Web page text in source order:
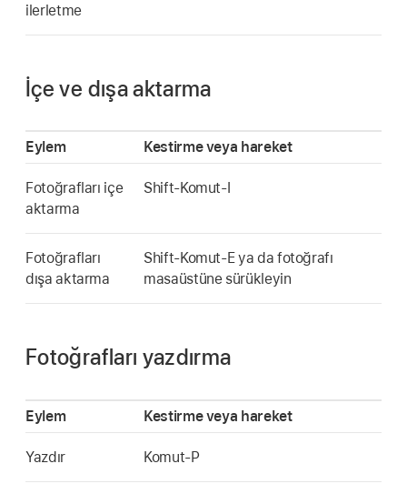
ilerletme
İçe ve dışa aktarma
Eylem Kestirme veya hareket
Fotoğrafları içe
aktarma
Shift-Komut-I
Fotoğrafları
dışa aktarma
Shift-Komut-E ya da fotoğrafı
masaüstüne sürükleyin
Fotoğrafları yazdırma
Eylem Kestirme veya hareket
Yazdır Komut-P